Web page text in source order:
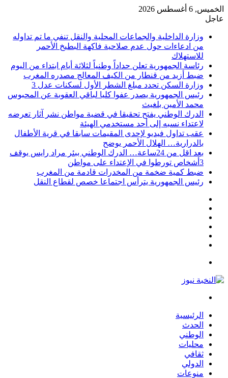
الخميس, 6 أغسطس 2026
عاجل
وزارة الداخلية والجماعات المحلية والنقل تنفي ما تم تداوله
من ادعاءات حول عدم صلاحية فاكهة البطيخ الأحمر
للاستهلاك
رئاسة الجمهورية تعلن حداداً وطنياً لثلاثة أيام ابتداء من اليوم
ضبط أزيد من قنطار من الكيف المعالج مصدره المغرب
وزارة السكن تحدد مبلغ الشطر الأول لسكنات عدل 3
رئيس الجمهورية يصدر عفوا كليا لباقي العقوبة عن المحبوس
محمد الأمين بلغيث
الدرك الوطني يفتح تحقيقا في قضية مواطن نشر آثار تعرضه
لاعتداء نسبه إلى أحد مستخدمي الهيئة
عقب تداول فيديو لإحدى المقيمات سابقا في قرية الأطفال
بالدرارية… الهلال الأحمر يوضح
بعد اقل من 24ساعة… الدرك الوطني ببئر مراد رايس يوقف
3أشخاص تورطوا في الإعتداء على مواطن
ضبط كمية ضخمة من المخدرات قادمة من المغرب
رئيس الجمهورية يترأس اجتماعا خصص لقطاع النقل
الرئيسية
الحدث
الوطني
محليات
ثقافي
الدولي
منوعات